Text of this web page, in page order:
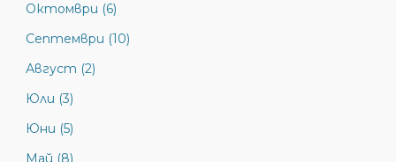
Октомври (6)
Септември (10)
Август (2)
Юли (3)
Юни (5)
Май (8)